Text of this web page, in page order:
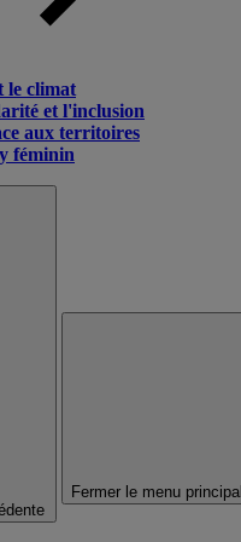
le climat
et l'inclusion
aux territoires
féminin
Fermer le menu principal